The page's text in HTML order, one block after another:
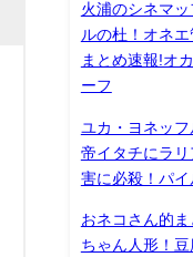
火浦のシネマ
ルの杜！オネ
まとめ速報!オ
ーフ
ユカ・ヨネッ
帝イタチにラ
害に必殺！パ
おネコさん的
ちゃん人形！